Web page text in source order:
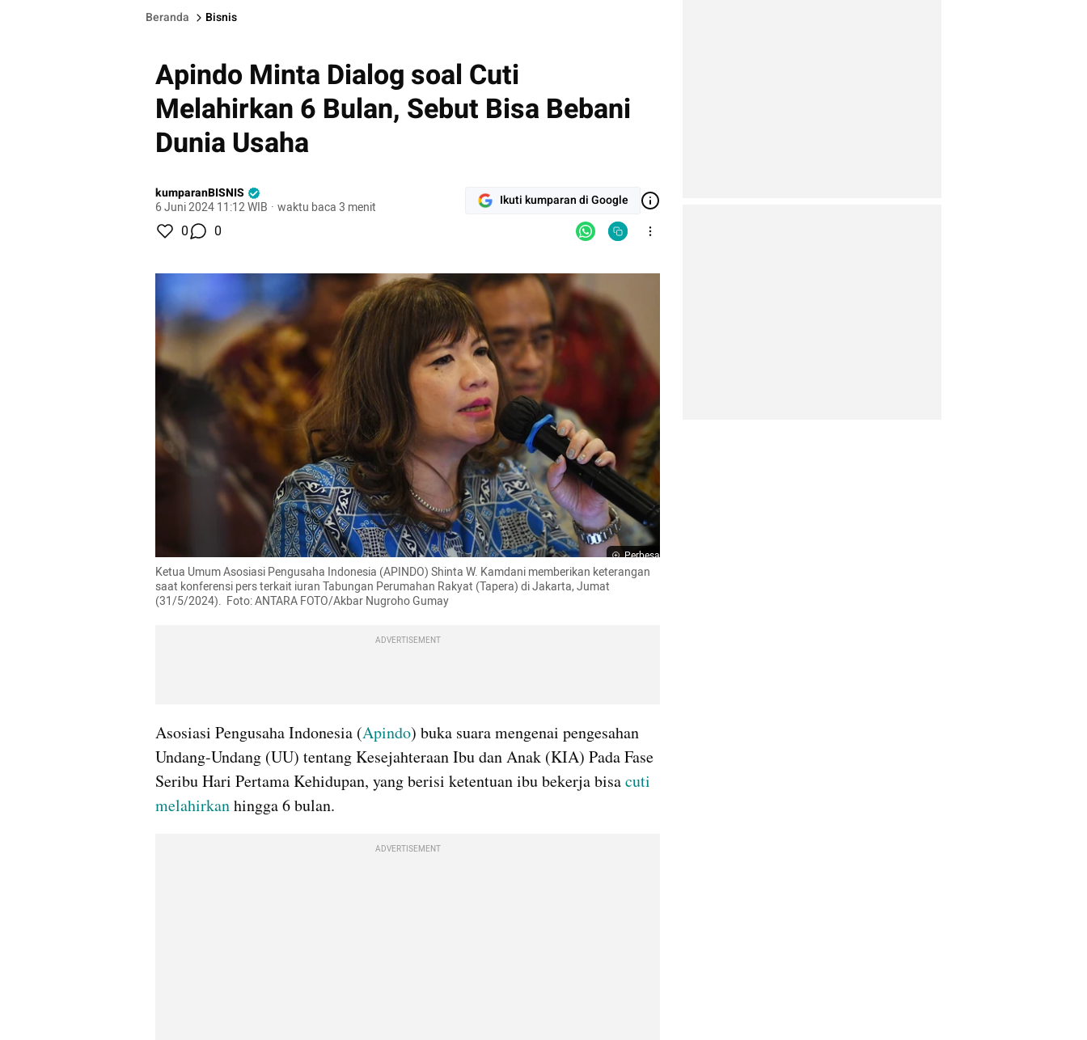
Beranda Bisnis
Apindo Minta Dialog soal Cuti
Melahirkan 6 Bulan, Sebut Bisa Bebani
Dunia Usaha
kumparanBISNIS
6 Juni 2024 11:12 WIB · waktu baca 3 menit Ikuti kumparan di Google
0 0
Perbesar
Ketua Umum Asosiasi Pengusaha Indonesia (APINDO) Shinta W. Kamdani memberikan keterangan
saat konferensi pers terkait iuran Tabungan Perumahan Rakyat (Tapera) di Jakarta, Jumat
(31/5/2024).  Foto: ANTARA FOTO/Akbar Nugroho Gumay
ADVERTISEMENT
Asosiasi Pengusaha Indonesia (Apindo) buka suara mengenai pengesahan
Undang-Undang (UU) tentang Kesejahteraan Ibu dan Anak (KIA) Pada Fase
Seribu Hari Pertama Kehidupan, yang berisi ketentuan ibu bekerja bisa cuti
melahirkan hingga 6 bulan.
ADVERTISEMENT